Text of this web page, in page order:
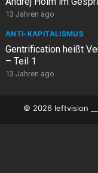
13 Jahren ago
ANTI-KAPITALISMUS
Gentrification heißt
– Teil 1
13 Jahren ago
© 2026 leftvision